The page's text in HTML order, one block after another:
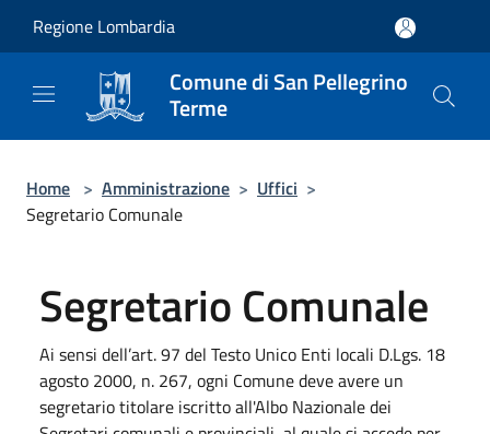
Regione Lombardia
Comune di San Pellegrino
Terme
Home > Amministrazione > Uffici >
Segretario Comunale
Segretario Comunale
Ai sensi dell’art. 97 del Testo Unico Enti locali D.Lgs. 18
agosto 2000, n. 267, ogni Comune deve avere un
segretario titolare iscritto all'Albo Nazionale dei